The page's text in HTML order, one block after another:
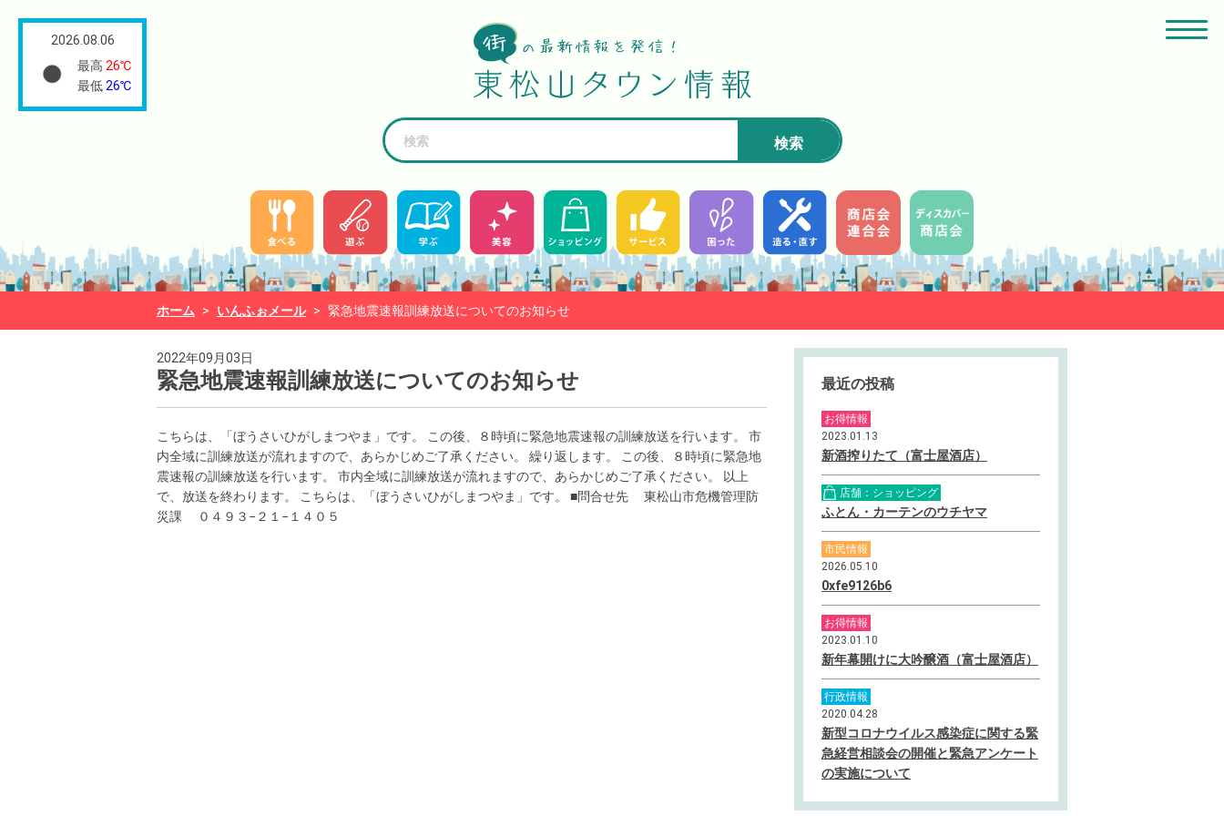
検索
2026.08.06
最高 26℃
最低 26℃
ホーム > いんふぉメール > 緊急地震速報訓練放送についてのお知らせ
2022年09月03日
緊急地震速報訓練放送についてのお知らせ
こちらは、「ぼうさいひがしまつやま」です。 この後、８時頃に緊急地震速報の訓練放送を行います。 市
内全域に訓練放送が流れますので、あらかじめご了承ください。 繰り返します。 この後、８時頃に緊急地
震速報の訓練放送を行います。 市内全域に訓練放送が流れますので、あらかじめご了承ください。 以上
で、放送を終わります。 こちらは、「ぼうさいひがしまつやま」です。 ■問合せ先 東松山市危機管理防
災課 ０４９３−２１−１４０５
最近の投稿
お得情報
2023.01.13
新酒搾りたて（富士屋酒店）
店舗：ショッピング
ふとん・カーテンのウチヤマ
市民情報
2026.05.10
0xfe9126b6
お得情報
2023.01.10
新年幕開けに大吟醸酒（富士屋酒店）
行政情報
2020.04.28
新型コロナウイルス感染症に関する緊
急経営相談会の開催と緊急アンケート
の実施について